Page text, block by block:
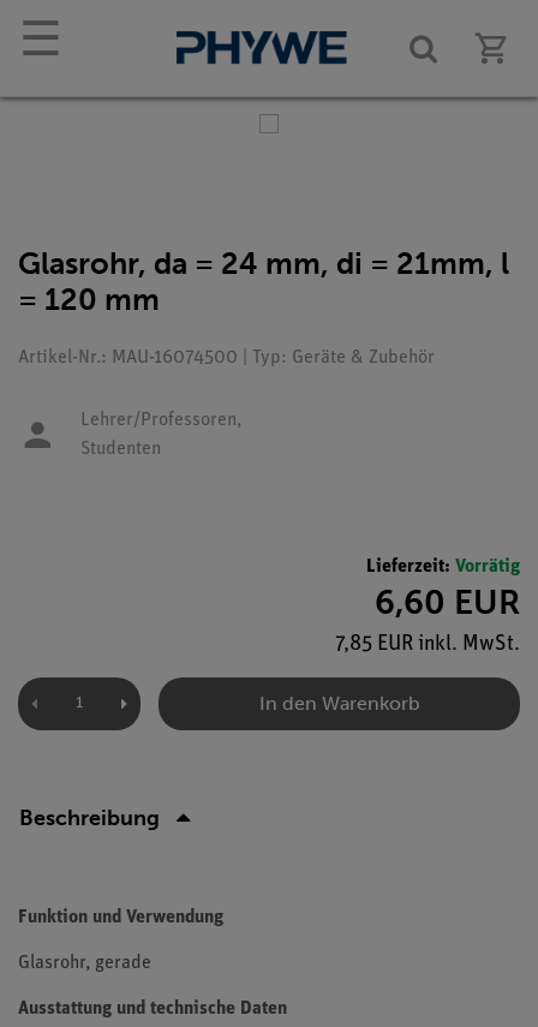
☰
Glasrohr, da = 24 mm, di = 21mm, l
= 120 mm
Artikel-Nr.: MAU-16074500 | Typ: Geräte & Zubehör
Lehrer/Professoren,
Studenten
Lieferzeit: Vorrätig
6,60 EUR
7,85 EUR inkl. MwSt.
In den Warenkorb
Beschreibung
Funktion und Verwendung
Glasrohr, gerade
Ausstattung und technische Daten